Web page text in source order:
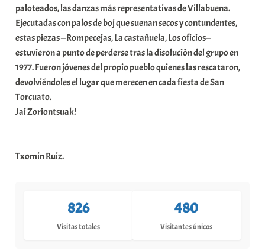
paloteados, las danzas más representativas de Villabuena.
Ejecutadas con palos de boj que suenan secos y contundentes,
estas piezas —Rompecejas, La castañuela, Los oficios—
estuvieron a punto de perderse tras la disolución del grupo en
1977. Fueron jóvenes del propio pueblo quienes las rescataron,
devolviéndoles el lugar que merecen en cada fiesta de San
Torcuato.
Jai Zoriontsuak!
Txomin Ruiz.
826
Visitas totales
480
Visitantes únicos